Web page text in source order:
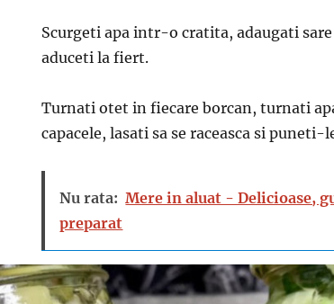
Scurgeti apa intr-o cratita, adaugati
aduceti la fiert.
Turnati otet in fiecare borcan, turnati
capacele, lasati sa se raceasca si
Nu rata: Mere in aluat - Delicioase,
preparat